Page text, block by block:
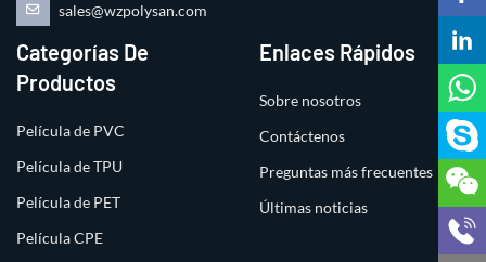
sales@wzpolysan.com
Categorías De
Productos
Película de PVC
Película de TPU
Película de PET
Película CPE
Enlaces Rápidos
Sobre nosotros
Contáctenos
Preguntas más frecuentes
Últimas noticias